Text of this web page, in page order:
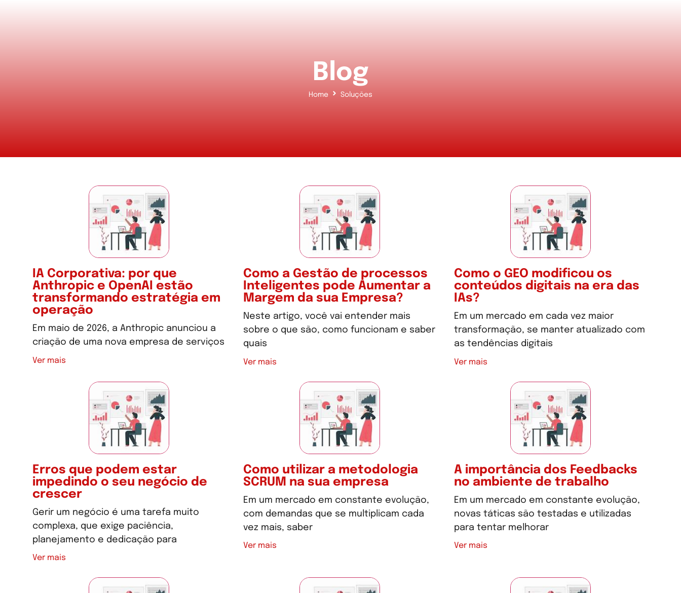
Blog
Home Soluções
IA Corporativa: por que
Anthropic e OpenAI estão
transformando estratégia em
operação
Em maio de 2026, a Anthropic anunciou a
criação de uma nova empresa de serviços
Ver mais
Como a Gestão de processos
Inteligentes pode Aumentar a
Margem da sua Empresa?
Neste artigo, você vai entender mais
sobre o que são, como funcionam e saber
quais
Ver mais
Como o GEO modificou os
conteúdos digitais na era das
IAs?
Em um mercado em cada vez maior
transformação, se manter atualizado com
as tendências digitais
Ver mais
Erros que podem estar
impedindo o seu negócio de
crescer
Gerir um negócio é uma tarefa muito
complexa, que exige paciência,
planejamento e dedicação para
Ver mais
Como utilizar a metodologia
SCRUM na sua empresa
Em um mercado em constante evolução,
com demandas que se multiplicam cada
vez mais, saber
Ver mais
A importância dos Feedbacks
no ambiente de trabalho
Em um mercado em constante evolução,
novas táticas são testadas e utilizadas
para tentar melhorar
Ver mais